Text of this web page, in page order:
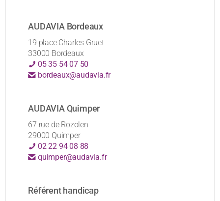
AUDAVIA Bordeaux
19 place Charles Gruet
33000 Bordeaux
05 35 54 07 50
bordeaux@audavia.fr
AUDAVIA Quimper
67 rue de Rozolen
29000 Quimper
02 22 94 08 88
quimper@audavia.fr
Référent handicap